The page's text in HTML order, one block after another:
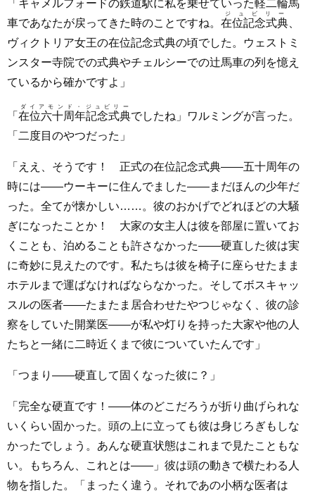
「キャメルフォードの鉄道駅に私を乗せていった軽二輪馬
車であなたが戻ってきた時のことですね。 在位記念式典
ジュビリー
ヴィクトリア女王の在位記念式典の頃でした。ウェストミ
ンスター寺院での式典やチェルシーでの辻馬車の列を憶え
ているから確かですよ」
「 在位六十周年記念式典
ダイアモンド・ジュビリー
でしたね」ワルミングが言った。
「二度目のやつだった」
「ええ、そうです！ 正式の在位記念式典――五十周年の
時には――ウーキーに住んでました――まだほんの少年だ
った。全てが懐かしい……。彼のおかげでどれほどの大騒
ぎになったことか！ 大家の女主人は彼を部屋に置いてお
くことも、泊めることも許さなかった――硬直した彼は実
に奇妙に見えたのです。私たちは彼を椅子に座らせたまま
ホテルまで運ばなければならなかった。そしてボスキャッ
スルの医者――たまたま居合わせたやつじゃなく、彼の診
察をしていた開業医――が私や灯りを持った大家や他の人
たちと一緒に二時近くまで彼についていたんです」
「つまり――硬直して固くなった彼に？」
「完全な硬直です！――体のどこだろうが折り曲げられな
いくらい固かった。頭の上に立っても彼は身じろぎもしな
かったでしょう。あんな硬直状態はこれまで見たこともな
い。もちろん、これとは――」彼は頭の動きで横たわる人
物を指した。「まったく違う。それであの小柄な医者は